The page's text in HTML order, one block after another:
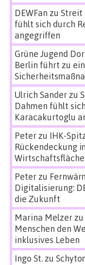
DEWFan zu Streit
fühlt sich durch
angegriffen
Grüne Jugend
Berlin führt zu
Ulrich Sanderzu
Dahmen fühlt
Karacakurtoglu
Peterzu IHK-
Rückendeckung
Peterzu
Digitalisierung:
die Zukunft
Marina Melzerzu
Menschen den
inklusives Leben
Ingo St.zu